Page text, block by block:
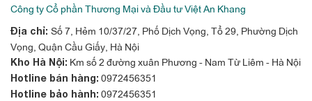
Công ty Cổ phần Thương Mại và Đầu tư Việt An Khang
Địa chỉ: Số 7, Hẻm 10/37/27, Phố Dịch Vọng, Tổ 29, Phường Dịch
Vọng, Quận Cầu Giấy, Hà Nội
Kho Hà Nội: Km số 2 đường xuân Phương - Nam Từ Liêm - Hà Nội
Hotline bán hàng: 0972456351
Hotline bảo hành: 0972456351